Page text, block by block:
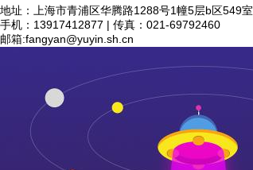
地址：上海市青浦区华腾路1288号1幢5层b区549室
手机：13917412877 | 传真：021-69792460
邮箱:fangyan@yuyin.sh.cn